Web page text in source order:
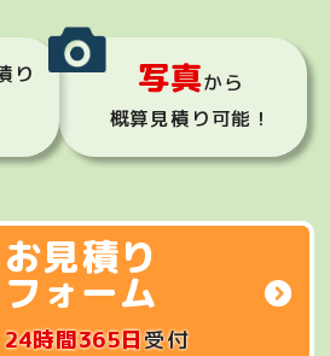
り 写真から
概算見積り可能！
お見積り
フォーム
24時間365日受付